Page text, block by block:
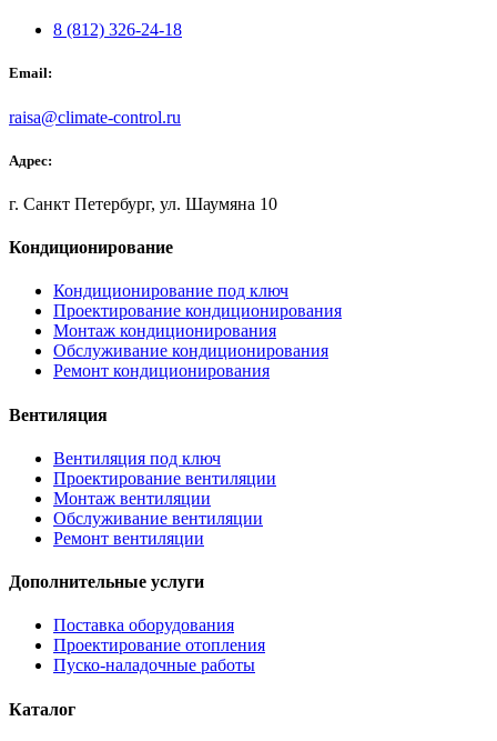
8 (812) 326-24-18
Email:
raisa@climate-control.ru
Адрес:
г. Санкт Петербург, ул. Шаумяна 10
Кондиционирование
Кондиционирование под ключ
Проектирование кондиционирования
Монтаж кондиционирования
Обслуживание кондиционирования
Ремонт кондиционирования
Вентиляция
Вентиляция под ключ
Проектирование вентиляции
Монтаж вентиляции
Обслуживание вентиляции
Ремонт вентиляции
Дополнительные услуги
Поставка оборудования
Проектирование отопления
Пуско-наладочные работы
Каталог